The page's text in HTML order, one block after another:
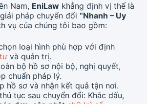
Nam, EniLaw khẳng định vị thế là
pháp chuyển đổi “Nhanh – Uy
vụ của chúng tôi bao gồm:
loại hình phù hợp với định
và quản trị.
bộ hồ sơ nội bộ, nghị quyết,
chuẩn pháp lý.
hồ sơ và nhận kết quả tận nơi.
tục sau chuyển đổi: Khắc dấu,